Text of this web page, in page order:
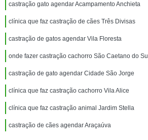
castração gato agendar Acampamento Anchieta
clínica que faz castração de cães Três Divisas
castração de gatos agendar Vila Floresta
onde fazer castração cachorro São Caetano do Sul
castração de gato agendar Cidade São Jorge
clínica que faz castração cachorro Vila Alice
clínica que faz castração animal Jardim Stella
castração de cães agendar Araçaúva